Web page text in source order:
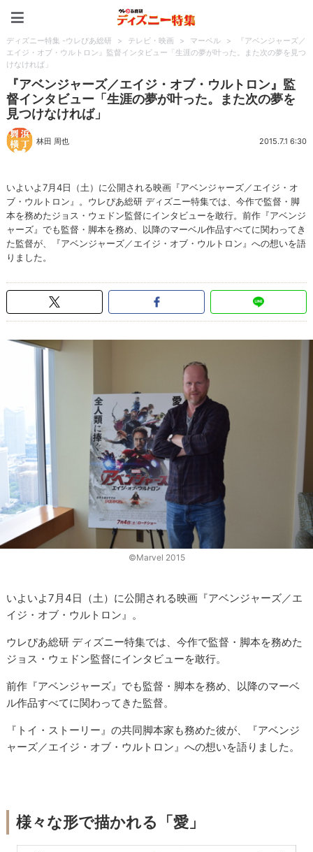
ディズニー特集 -ウレぴあ総研 > テレビ・映画 > マーベル >
『アベンジャーズ／
エイジ・オブ・ウルトロン』監督インタビュー「生涯の夢が叶った。また次の夢を見つ
けなければ」
『アベンジャーズ／エイジ・オブ・ウルトロン』監
督インタビュー「生涯の夢が叶った。また次の夢を
見つけなければ」
林田 周也 2015.7.1 6:30
いよいよ7月4日（土）に公開される映画『アベンジャーズ／エイジ・オ
ブ・ウルトロン』。ウレぴあ総研 ディズニー特集では、今作で監督・脚
本を務めたジョス・ウェドン監督にインタビューを敢行。前作『アベンジ
ャーズ』でも監督・脚本を務め、以降のマーベル作品すべてに関わってき
た監督が、『アベンジャーズ／エイジ・オブ・ウルトロン』への想いを語
りました。
©Marvel 2015
いよいよ7月4日（土）に公開される映画『アベンジャーズ／エ
イジ・オブ・ウルトロン』。
ウレぴあ総研 ディズニー特集では、今作で監督・脚本を務めた
ジョス・ウェドン監督にインタビューを敢行。
前作『アベンジャーズ』でも監督・脚本を務め、以降のマーベ
ル作品すべてに関わってきた監督。
『トイ・ストーリー』の共同脚本家も務めた彼が、『アベンジ
ャーズ／エイジ・オブ・ウルトロン』への想いを語りました。
様々な形で描かれる「愛」